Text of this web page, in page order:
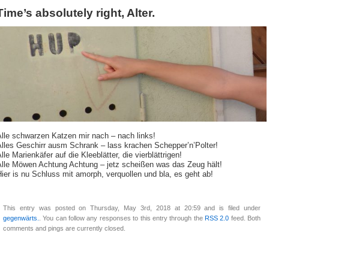
absolutely right, Alter.
schwarzen Katzen mir nach – nach links!
Geschirr ausm Schrank – lass krachen Schepper’n’Polter!
Marienkäfer auf die Kleeblätter, die vierblättrigen!
Möwen Achtung Achtung – jetz scheißen was das Zeug hält!
is nu Schluss mit amorph, verquollen und bla, es geht ab!
This entry was posted on Thursday, May 3rd, 2018 at 20:59 and is filed under
gegenwärts.
. You can follow any responses to this entry through the RSS 2.0 feed. Both
comments and pings are currently closed.